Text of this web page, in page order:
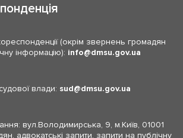
(окрім звернень громадян
інформацію): info dmsu.gov.ua
влади: sud dmsu.gov.ua
вул.Володимирська, 9, м.Київ, 01001
адвокатські запити, запити на публічну